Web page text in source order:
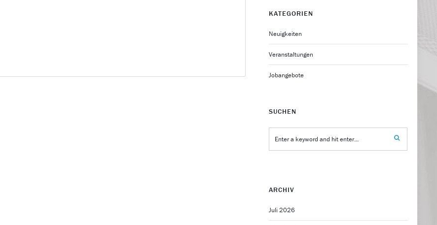
KATEGORIEN
Neuigkeiten
Veranstaltungen
Jobangebote
SUCHEN
ARCHIV
Juli 2026